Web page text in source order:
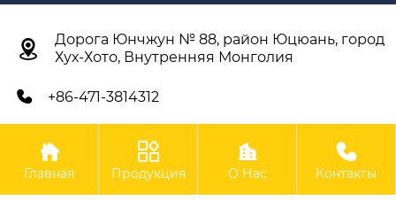

Дорога Юнчжун № 88, район Юцюань, город
Хух-Хото, Внутренняя Монголия
 +86-471-3814312
Авторское право©ООО Внутренняя Монголия Синьян
Сельскохозяйственное Оборудование

Главная

Продукция

О Нас

Контакты